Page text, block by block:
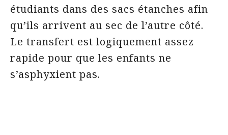
étudiants dans des sacs étanches afin
qu’ils arrivent au sec de l’autre côté.
Le transfert est logiquement assez
rapide pour que les enfants ne
s’asphyxient pas.